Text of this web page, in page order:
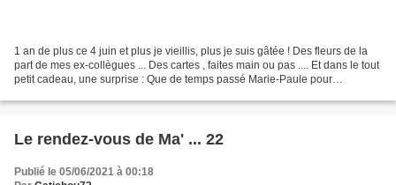
1 an de plus ce 4 juin et plus je vieillis, plus je suis gâtée ! Des fleurs de la
part de mes ex-collègues ... Des cartes , faites main ou pas .... Et dans le tout
petit cadeau, une surprise : Que de temps passé Marie-Paule pour
Le rendez-vous de Ma' ... 22
Publié le 05/06/2021 à 00:18